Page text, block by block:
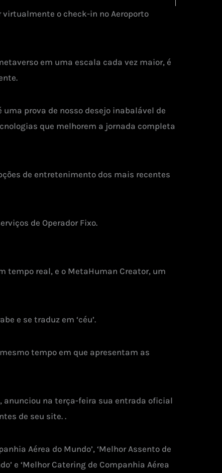
virtualmente o check-in no Aeroporto
em uma escala cada vez maior, é
prova de nosso desejo inabalável de
que melhorem a jornada completa
de entretenimento dos mais recentes
de Operador Fixo.
tempo real, e o MetaHuman Creator, um
e se traduz em ‘céu’.
tempo em que apresentam as
anunciou na terça-feira sua entrada oficial
de seu site. .
Aérea do Mundo’, ‘Melhor Assento de
e ‘Melhor Catering de Companhia Aérea